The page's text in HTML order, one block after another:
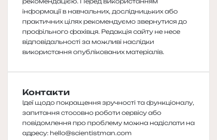
інформації в навчальних, дослідницьких або
практичних цілях рекомендуємо звернутися до
профільного фахівця. Редакція сайту не несе
відповідальності за можливі наслідки
використання опублікованих матеріалів.
Контакти
Ідеї щодо покращення зручності та функціоналу,
запитання стосовно роботи сервісу або
повідомлення про проблему можна надіслати на
адресу: hello@scientistman.com